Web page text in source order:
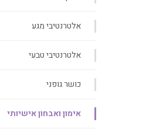
אלטרנטיבי מגע
אלטרנטיבי טבעי
כושר גופני
אימון ואבחון אישיותי